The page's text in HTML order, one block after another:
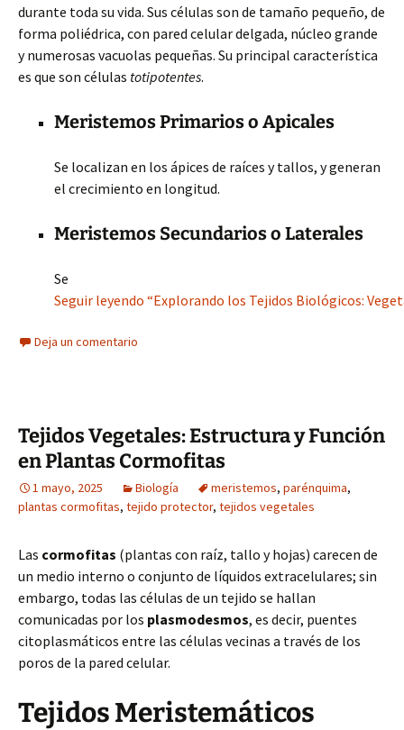
durante toda su vida. Sus células son de tamaño pequeño, de
forma poliédrica, con pared celular delgada, núcleo grande
y numerosas vacuolas pequeñas. Su principal característica
es que son células totipotentes.
Meristemos Primarios o Apicales
Se localizan en los ápices de raíces y tallos, y generan
el crecimiento en longitud.
Meristemos Secundarios o Laterales
Se
Seguir leyendo “Explorando los Tejidos Biológicos:
Deja un comentario
Tejidos Vegetales: Estructura y Función
en Plantas Cormofitas
1 mayo, 2025 Biología meristemos, parénquima,
plantas cormofitas, tejido protector, tejidos vegetales
Las cormofitas (plantas con raíz, tallo y hojas) carecen de
un medio interno o conjunto de líquidos extracelulares; sin
embargo, todas las células de un tejido se hallan
comunicadas por los plasmodesmos, es decir, puentes
citoplasmáticos entre las células vecinas a través de los
poros de la pared celular.
Tejidos Meristemáticos